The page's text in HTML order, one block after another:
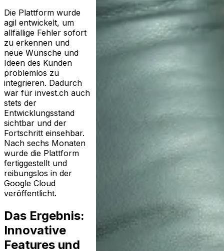
Die Plattform wurde
agil entwickelt, um
allfällige Fehler sofort
zu erkennen und
neue Wünsche und
Ideen des Kunden
problemlos zu
integrieren. Dadurch
war für invest.ch auch
stets der
Entwicklungsstand
sichtbar und der
Fortschritt einsehbar.
Nach sechs Monaten
wurde die Plattform
fertiggestellt und
reibungslos in der
Google Cloud
veröffentlicht.
Das Ergebnis:
Innovative
Features und